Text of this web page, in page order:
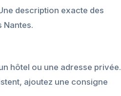
description exacte des
Nantes.
hôtel ou une adresse privée.
ajoutez une consigne